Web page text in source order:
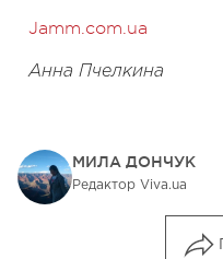
Jamm.com.ua
Анна Пчелкина
МИЛА ДОНЧУК
Редактор Viva.ua